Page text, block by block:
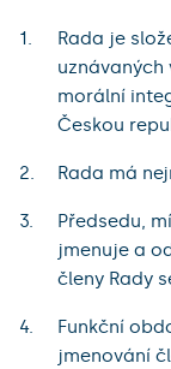
Rada je
uznávaných
morální
Českou
Rada má
Předsedu,
jmenuje a
členy Rady
Funkční
jmenování